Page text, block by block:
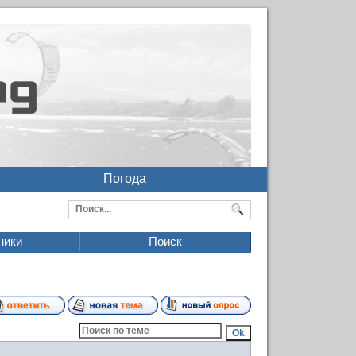
Погода
Поиск